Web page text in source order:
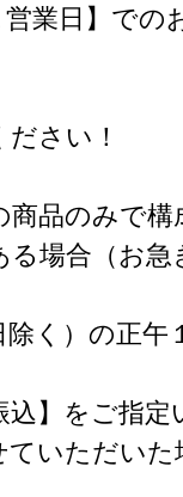
業日】での
さい！
品のみで構
場合（お急
く）の正午
】をご指定
ていただいた